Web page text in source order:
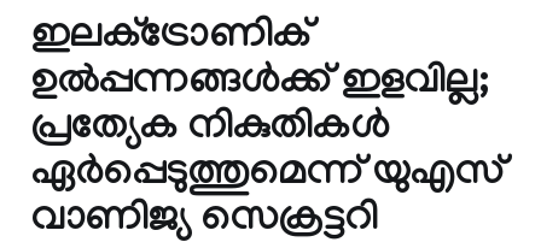
ഇലക്‌ട്രോണിക്‌
ഉൽപ്പന്നങ്ങൾക്ക് ഇളവില്ല;
പ്രത്യേക നികുതികൾ
ഏർപ്പെടുത്തുമെന്ന് യുഎസ്
വാണിജ്യ സെക്രട്ടറി